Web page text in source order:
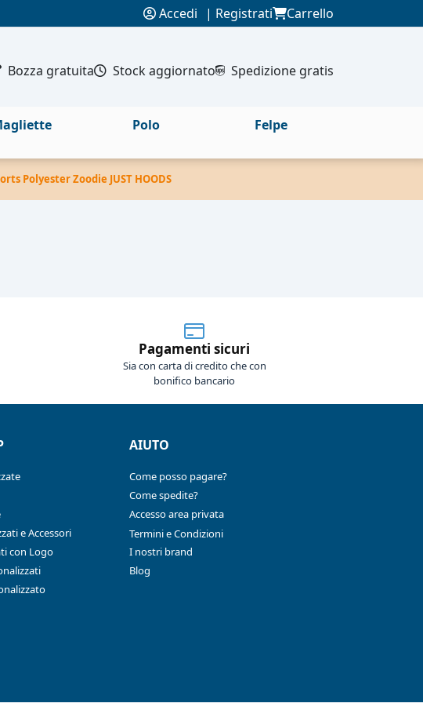
Accedi | Registrati Carrello
Bozza gratuita Stock aggiornato Spedizione gratis
Polo Felpe
Polyester Zoodie JUST HOODS
Pagamenti sicuri
Sia con carta di credito che con
bonifico bancario
e Accessori
con Logo
AIUTO
Come posso pagare?
Come spedite?
Accesso area privata
Termini e Condizioni
I nostri brand
Blog